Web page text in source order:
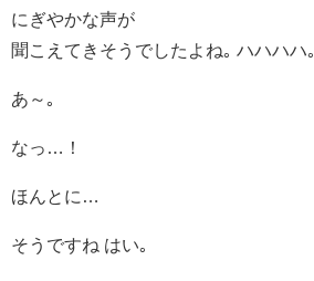
にぎやかな声が
聞こえてきそうでしたよね｡ ハハハハ｡
あ～｡
なっ…！
ほんとに…
そうですね はい｡